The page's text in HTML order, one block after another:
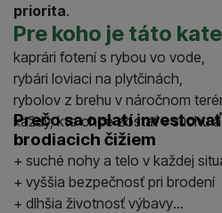
priorita.
Pre koho je táto
kaprári fotení s rybou vo vode,
rybári loviaci na plytčinách,
rybolov z brehu v náročnom
každý, kto chce zostať v suchu
Prečo sa oplatí
brodiacich čižiem
+ suché nohy a telo v každej
+ vyššia bezpečnosť pri brodení
+ dlhšia životnosť výbavy